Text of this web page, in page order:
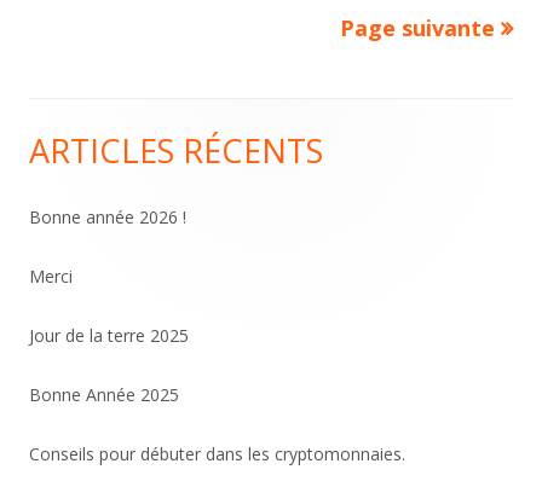
publications
Page suivante
Colonne
principale
ARTICLES RÉCENTS
Bonne année 2026 !
Merci
Jour de la terre 2025
Bonne Année 2025
Conseils pour débuter dans les cryptomonnaies.